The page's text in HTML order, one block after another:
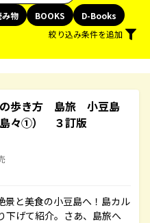
み物 BOOKS
D-Books
絞り込み条件を追加
歩き方 島旅 小豆島
島々①） ３訂版
景と美食の小豆島へ！島カル
下げて紹介。さあ、島旅へ